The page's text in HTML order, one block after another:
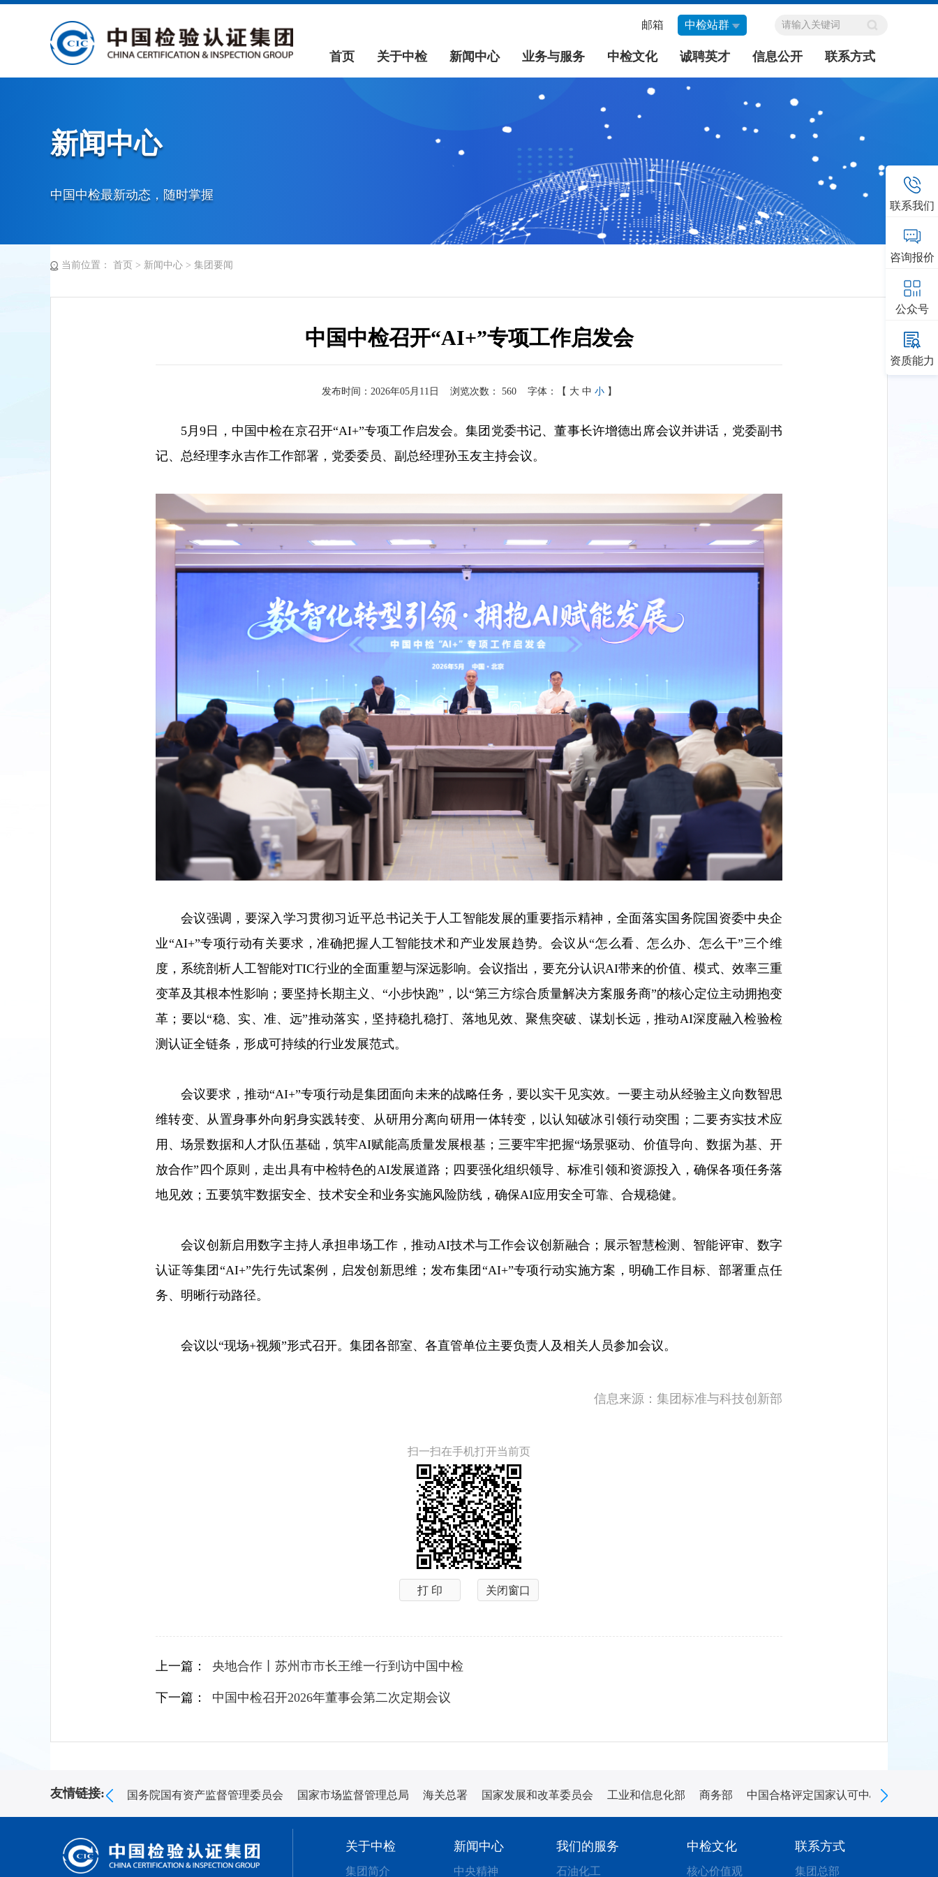
中检站群
邮箱
首页 关于中检 新闻中心 业务与服务 中检文化 诚聘英才 信息公开 联系方式
新闻中心
中国中检最新动态，随时掌握
当前位置： 首页 > 新闻中心 > 集团要闻
中国中检召开“AI+”专项工作启发会
发布时间：2026年05月11日 浏览次数： 560 字体：【 大 中 小 】
5月9日，中国中检在京召开“AI+”专项工作启发会。集团党委书记、董事长许增德出席会议并讲话，党委副书
记、总经理李永吉作工作部署，党委委员、副总经理孙玉友主持会议。
会议强调，要深入学习贯彻习近平总书记关于人工智能发展的重要指示精神，全面落实国务院国资委中央企
业“AI+”专项行动有关要求，准确把握人工智能技术和产业发展趋势。会议从“怎么看、怎么办、怎么干”三个维
度，系统剖析人工智能对TIC行业的全面重塑与深远影响。会议指出，要充分认识AI带来的价值、模式、效率三重
变革及其根本性影响；要坚持长期主义、“小步快跑”，以“第三方综合质量解决方案服务商”的核心定位主动拥抱变
革；要以“稳、实、准、远”推动落实，坚持稳扎稳打、落地见效、聚焦突破、谋划长远，推动AI深度融入检验检
测认证全链条，形成可持续的行业发展范式。
会议要求，推动“AI+”专项行动是集团面向未来的战略任务，要以实干见实效。一要主动从经验主义向数智思
维转变、从置身事外向躬身实践转变、从研用分离向研用一体转变，以认知破冰引领行动突围；二要夯实技术应
用、场景数据和人才队伍基础，筑牢AI赋能高质量发展根基；三要牢牢把握“场景驱动、价值导向、数据为基、开
放合作”四个原则，走出具有中检特色的AI发展道路；四要强化组织领导、标准引领和资源投入，确保各项任务落
地见效；五要筑牢数据安全、技术安全和业务实施风险防线，确保AI应用安全可靠、合规稳健。
会议创新启用数字主持人承担串场工作，推动AI技术与工作会议创新融合；展示智慧检测、智能评审、数字
认证等集团“AI+”先行先试案例，启发创新思维；发布集团“AI+”专项行动实施方案，明确工作目标、部署重点任
务、明晰行动路径。
会议以“现场+视频”形式召开。集团各部室、各直管单位主要负责人及相关人员参加会议。
信息来源：集团标准与科技创新部
扫一扫在手机打开当前页
打 印 关闭窗口
上一篇： 央地合作丨苏州市市长王维一行到访中国中检
下一篇： 中国中检召开2026年董事会第二次定期会议
友情链接: 国务院国有资产监督管理委员会 国家市场监督管理总局 海关总署 国家发展和改革委员会 工业和信息化部 商务部 中国合格评定国家认可中心
关于中检
集团简介
新闻中心
中央精神
我们的服务
石油化工
中检文化
核心价值观
联系方式
集团总部
联系我们
咨询报价
公众号
资质能力